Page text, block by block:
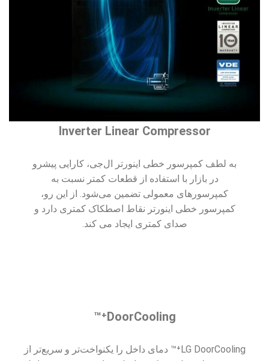
Inverter Linear Compressor
به لطف کمپرسور خطی اینورتر ال‌جی، کارایی پیشرو
در بازار با استفاده از قطعات کمتر نسبت به
کمپرسورهای معمولی تضمین می‌شود. از این رو،
کمپرسور خطی اینورتر نقاط اصطکاک کمتری دارد و
صدای کمتری ایجاد می کند.
DoorCooling⁺™
LG DoorCooling⁺™ دمای داخل را یکنواخت‌تر و سریع‌تر از